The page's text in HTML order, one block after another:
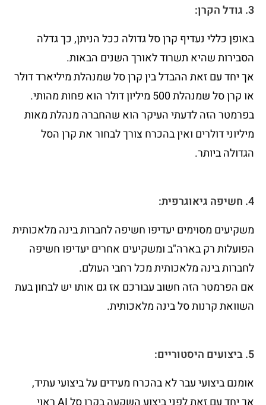
3. גודל הקרן:
באופן כללי נעדיף קרן סל גדולה ככל הניתן, כך גדלה
הסבירות שהיא תשרוד לאורך השנים הבאות.
אך יחד עם זאת ההבדל בין קרן סל שמנהלת מיליארד דולר
או קרן סל שמנהלת 500 מיליון דולר הוא פחות מהותי.
בפרמטר הזה לדעתי העיקר הוא שהחברה מנהלת מאות
מיליוני דולרים ואין בהכרח צורך לבחור את קרן הסל
הגדולה ביותר.
4. חשיפה גיאוגרפית:
משקיעים מסוימים יעדיפו חשיפה לחברות בינה מלאכותית
הפועלות רק בארה"ב ומשקיעים אחרים יעדיפו חשיפה
לחברות בינה מלאכותית מכל רחבי העולם.
אם הפרמטר הזה חשוב עבורכם אז גם אותו יש לבחון בעת
השוואת קרנות סל בינה מלאכותית.
5. ביצועים היסטוריים:
אומנם ביצועי עבר לא בהכרח מעידים על ביצועי עתיד,